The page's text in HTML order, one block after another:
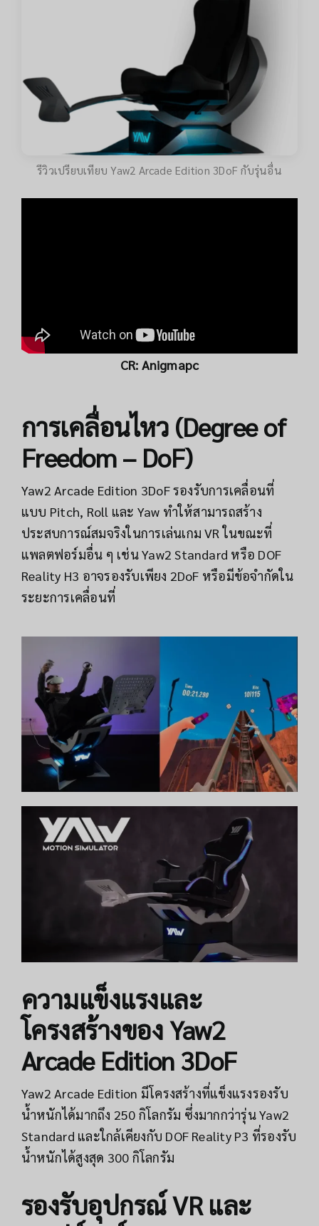
รีวิวเปรียบเทียบ Yaw2 Arcade Edition 3DoF กับรุ่นอื่น
CR: Anigmapc
การเคลื่อนไหว (Degree of
Freedom – DoF)
Yaw2 Arcade Edition 3DoF รองรับการเคลื่อนที่
แบบ Pitch, Roll และ Yaw ทำให้สามารถสร้าง
ประสบการณ์สมจริงในการเล่นเกม VR ในขณะที่
แพลตฟอร์มอื่น ๆ เช่น Yaw2 Standard หรือ DOF
Reality H3 อาจรองรับเพียง 2DoF หรือมีข้อจำกัดใน
ระยะการเคลื่อนที่
ความแข็งแรงและ
โครงสร้างของ Yaw2
Arcade Edition 3DoF
Yaw2 Arcade Edition มีโครงสร้างที่แข็งแรงรองรับ
น้ำหนักได้มากถึง 250 กิโลกรัม ซึ่งมากกว่ารุ่น Yaw2
Standard และใกล้เคียงกับ DOF Reality P3 ที่รองรับ
น้ำหนักได้สูงสุด 300 กิโลกรัม
รองรับอุปกรณ์ VR และ